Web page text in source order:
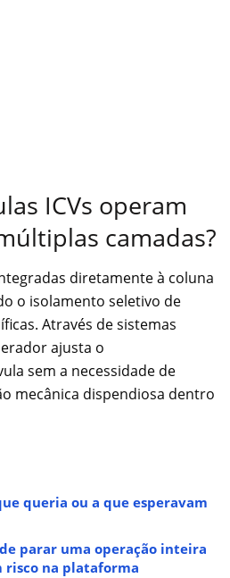
ICVs operam
camadas?
diretamente à coluna
o isolamento seletivo de
Através de sistemas
ajusta o
sem a necessidade de
mecânica dispendiosa dentro
queria ou a que esperavam
parar uma operação inteira
na plataforma